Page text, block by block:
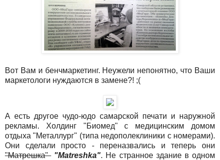
Вот Вам и бенчмаркетинг. Неужели непонятно, что Ваши
маркетологи нуждаются в замене?! ;(
А есть другое чудо-юдо самарской печати и наружной
рекламы. Холдинг "Биомед" с медицинским домом
отдыха "Металлург" (типа недополеклиники с номерами).
Они сделали просто - переназвались и теперь они
"Матрешка" "Matreshka". Не странное здание в одном